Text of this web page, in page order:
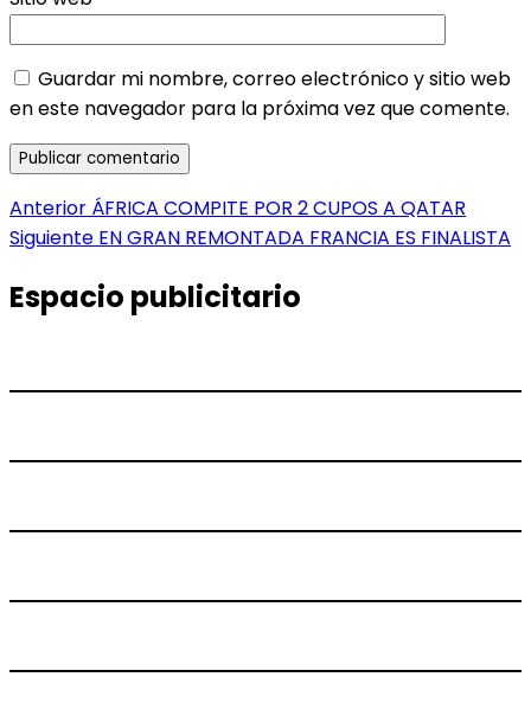
Guardar mi nombre, correo electrónico y sitio web
en este navegador para la próxima vez que comente.
Navegación
de
entradas
Anterior Entrada
anterior:
ÁFRICA COMPITE POR 2 CUPOS A QATAR
Siguiente Entrada
EN GRAN REMONTADA FRANCIA ES FINALISTA
Espacio publicitario